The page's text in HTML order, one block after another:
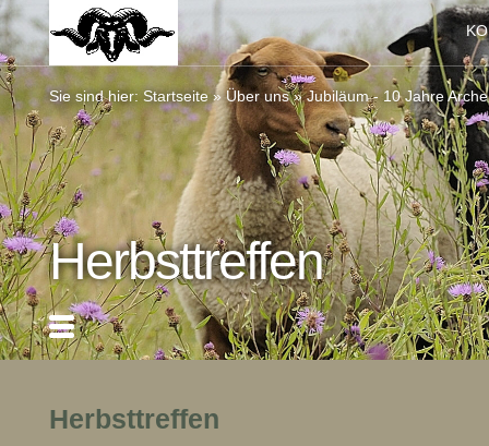
Sie sind hier: Startseite»Über uns»Jubiläum - 10 Jahre
Herbsttreffen
Herbsttreffen